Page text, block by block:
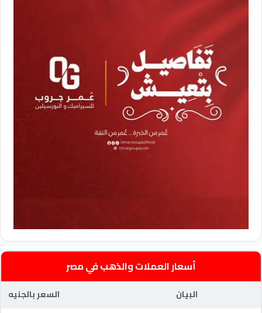
أسعار العملات والذهب في مصر
البيان
السعر بالجنيه